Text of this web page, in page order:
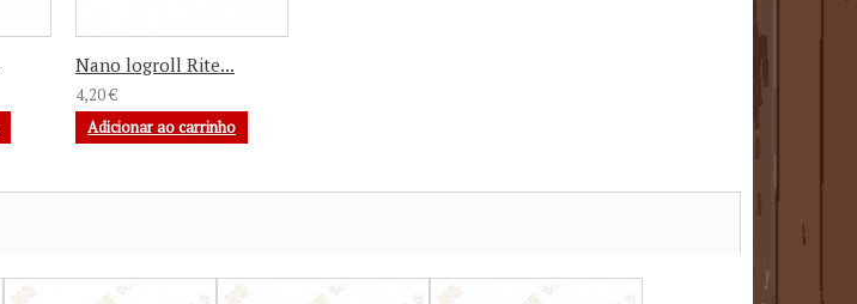
Nano logroll Rite...
4,20 €
Adicionar ao carrinho